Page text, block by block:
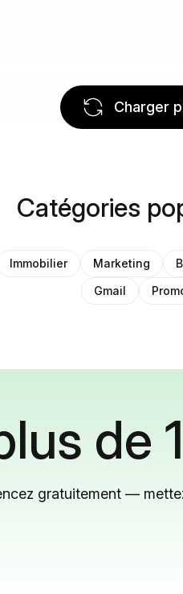
Charger
Catégories
Immobilier Marketing
Gmail
de
gratuitement —